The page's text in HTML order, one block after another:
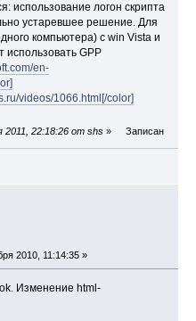
ошибка при
-
сетевой
"+
использование логон скрипта
устаревшее решение. Для
компьютера) с win Vistа и
использовать GPP
en-
videos/1066.html[/color]
2011, 22:18:26 от shs » Записан
2010, 11:14:35 »
Изменение html-